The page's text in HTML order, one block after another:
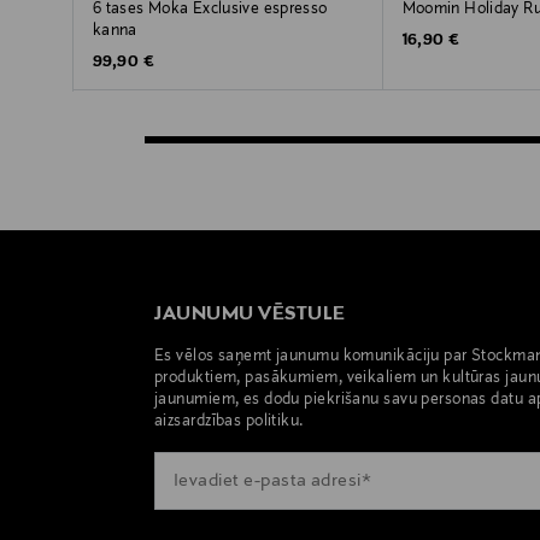
6 tases Moka Exclusive espresso
kanna
Original Price
99,90 €
Moomin Holiday
Original Price
16,90 €
JAUNUMU VĒSTULE
Es vēlos saņemt jaunumu komunikāciju par
produktiem, pasākumiem, veikaliem un kultūras
jaunumiem, es dodu piekrišanu savu personas datu
aizsardzības politiku.